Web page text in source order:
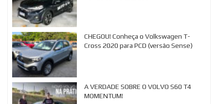
CHEGOU! Conheça o Volkswagen T-
Cross 2020 para PCD (versão Sense)
A VERDADE SOBRE O VOLVO S60 T4
MOMENTUM!